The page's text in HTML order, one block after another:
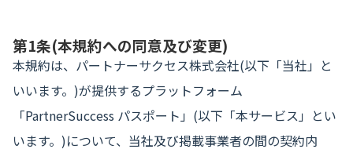
第1条(本規約への同意及び変更)
本規約は、パートナーサクセス株式会社(以下「当社」と
いいます。)が提供するプラットフォーム
「PartnerSuccess パスポート」(以下「本サービス」とい
います。)について、当社及び掲載事業者の間の契約内